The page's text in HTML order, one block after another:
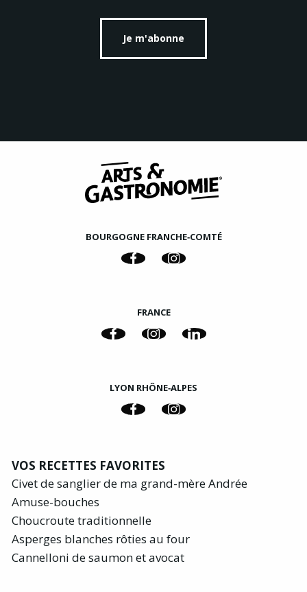
Je m'abonne
BOURGOGNE FRANCHE‑COMTÉ
FRANCE
LYON RHÔNE‑ALPES
VOS RECETTES FAVORITES
Civet de sanglier de ma grand-mère Andrée
Amuse-bouches
Choucroute traditionnelle
Asperges blanches rôties au four
Cannelloni de saumon et avocat